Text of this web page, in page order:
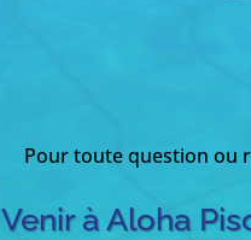
Pour toute question ou
Venir à Aloha